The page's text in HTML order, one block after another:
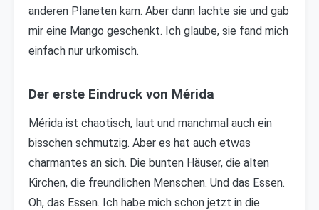
anderen Planeten kam. Aber dann lachte sie und gab
mir eine Mango geschenkt. Ich glaube, sie fand mich
einfach nur urkomisch.
Der erste Eindruck von Mérida
Mérida ist chaotisch, laut und manchmal auch ein
bisschen schmutzig. Aber es hat auch etwas
charmantes an sich. Die bunten Häuser, die alten
Kirchen, die freundlichen Menschen. Und das Essen.
Oh, das Essen. Ich habe mich schon jetzt in die